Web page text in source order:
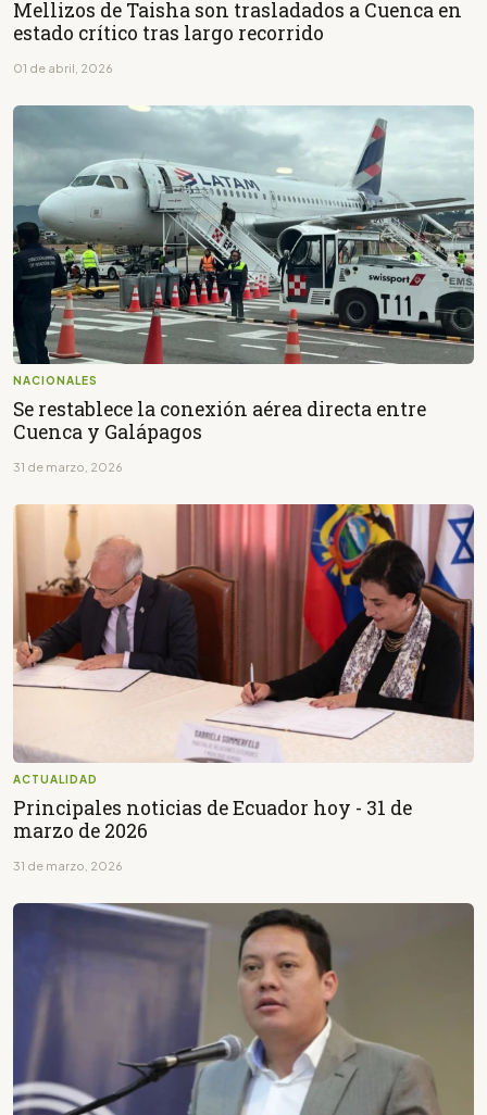
Mellizos de Taisha son trasladados a Cuenca en
estado crítico tras largo recorrido
01 de abril, 2026
NACIONALES
Se restablece la conexión aérea directa entre
Cuenca y Galápagos
31 de marzo, 2026
ACTUALIDAD
Principales noticias de Ecuador hoy - 31 de
marzo de 2026
31 de marzo, 2026